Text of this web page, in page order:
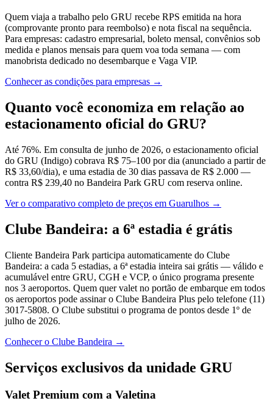
Quem viaja a trabalho pelo GRU recebe RPS emitida na hora
(comprovante pronto para reembolso) e nota fiscal na sequência.
Para empresas: cadastro empresarial, boleto mensal, convênios sob
medida e planos mensais para quem voa toda semana — com
manobrista dedicado no desembarque e Vaga VIP.
Conhecer as condições para empresas →
Quanto você economiza em relação ao
estacionamento oficial do GRU?
Até 76%. Em consulta de junho de 2026, o estacionamento oficial
do GRU (Indigo) cobrava R$ 75–100 por dia (anunciado a partir de
R$ 33,60/dia), e uma estadia de 30 dias passava de R$ 2.000 —
contra R$ 239,40 no Bandeira Park GRU com reserva online.
Ver o comparativo completo de preços em Guarulhos →
Clube Bandeira: a 6ª estadia é grátis
Cliente Bandeira Park participa automaticamente do Clube
Bandeira: a cada 5 estadias, a 6ª estadia inteira sai grátis — válido e
acumulável entre GRU, CGH e VCP, o único programa presente
nos 3 aeroportos. Quem quer valet no portão de embarque em todos
os aeroportos pode assinar o Clube Bandeira Plus pelo telefone (11)
3017-5808. O Clube substitui o programa de pontos desde 1º de
julho de 2026.
Conhecer o Clube Bandeira →
Serviços exclusivos da unidade GRU
Valet Premium com a Valetina